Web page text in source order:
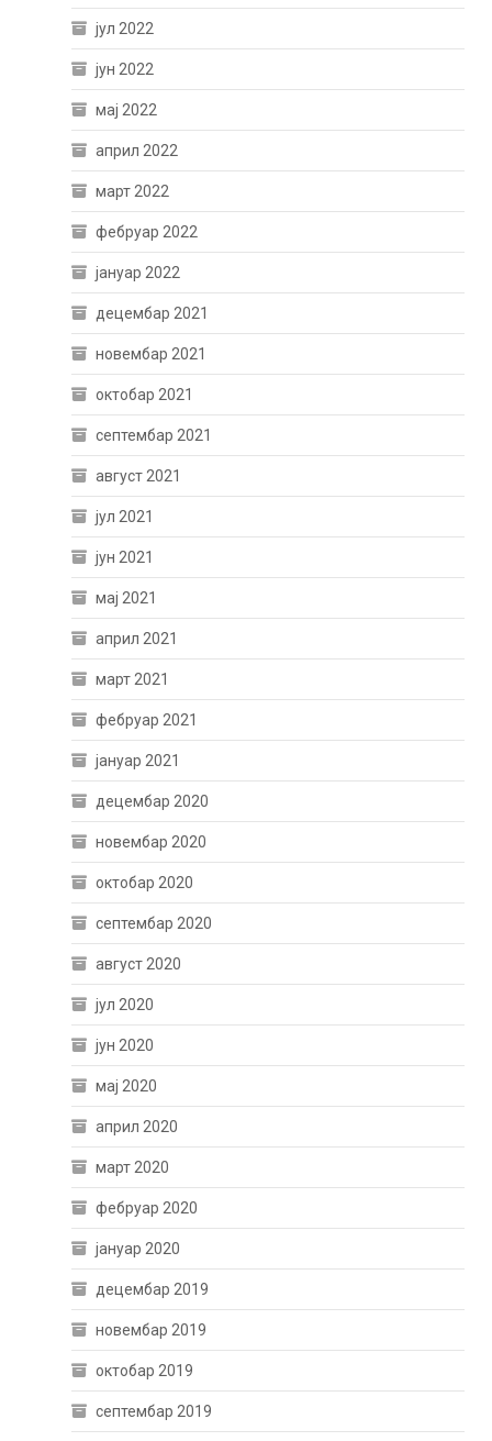
јул 2022
јун 2022
мај 2022
април 2022
март 2022
фебруар 2022
јануар 2022
децембар 2021
новембар 2021
октобар 2021
септембар 2021
август 2021
јул 2021
јун 2021
мај 2021
април 2021
март 2021
фебруар 2021
јануар 2021
децембар 2020
новембар 2020
октобар 2020
септембар 2020
август 2020
јул 2020
јун 2020
мај 2020
април 2020
март 2020
фебруар 2020
јануар 2020
децембар 2019
новембар 2019
октобар 2019
септембар 2019